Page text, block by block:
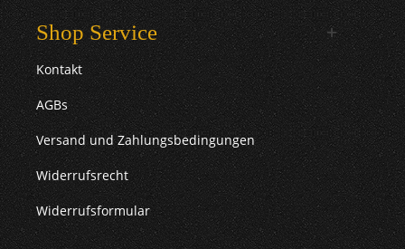
Shop Service
Kontakt
AGBs
Versand und Zahlungsbedingungen
Widerrufsrecht
Widerrufsformular